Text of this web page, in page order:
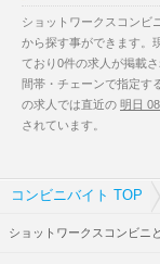
ショットワークスコンビ
から探す事ができます。
ており0件の求人が掲載
間帯・チェーンで指定す
の求人では直近の 明日
されています。
コンビニバイト TOP
ショットワークスコンビニ